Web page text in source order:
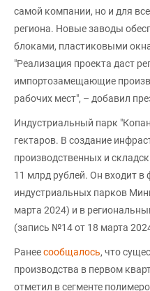
самой компании, но и для
региона. Новые заводы
блоками, пластиковыми
"Реализация проекта даст
импортозамещающие
рабочих мест", – добавил
Индустриальный парк
гектаров. В создание
производственных и
11 млрд рублей. Он входит в
индустриальных парков
марта 2024) и в
(запись №14 от 18 марта
Ранеесообщалось, что
производства в первом
отметил в сегменте